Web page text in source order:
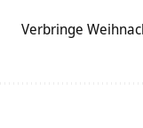
Verbringe